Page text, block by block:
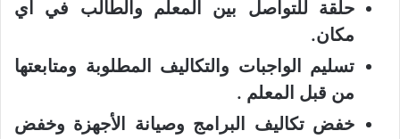
حلقة للتواصل بين المعلم والطالب في أي
مكان.
تسليم الواجبات والتكاليف المطلوبة ومتابعتها
من قبل المعلم .
خفض تكاليف البرامج وصيانة الأجهزة وخفض